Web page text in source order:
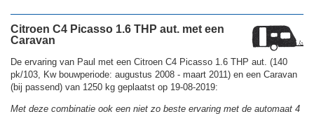
Citroen C4 Picasso 1.6 THP aut. met een
Caravan
De ervaring van Paul met een Citroen C4 Picasso 1.6 THP aut. (140
pk/103, Kw bouwperiode: augustus 2008 - maart 2011) en een Caravan
(bij passend) van 1250 kg geplaatst op 19-08-2019:
Met deze combinatie ook een niet zo beste ervaring met de automaat 4